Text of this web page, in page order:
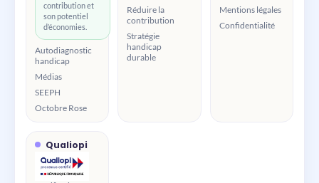
contribution et
son potentiel
d’économies.
Autodiagnostic
handicap
Médias
SEEPH
Octobre Rose
Réduire la
contribution
Stratégie
handicap
durable
Mentions légales
Confidentialité
Qualiopi